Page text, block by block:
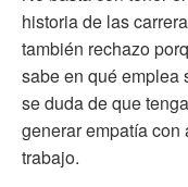
historia de las
también rechazo
sabe en qué emplea
se duda de que
generar empatía
trabajo.